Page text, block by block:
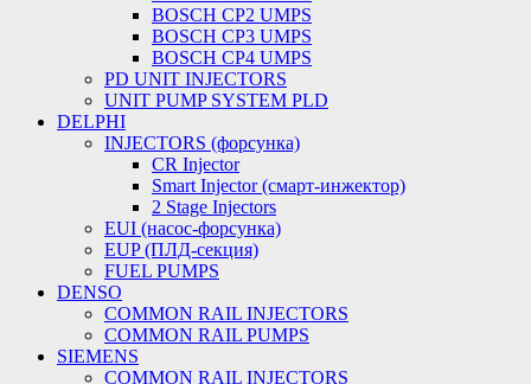
BOSCH CP2 UMPS
BOSCH CP3 UMPS
BOSCH CP4 UMPS
PD UNIT INJECTORS
UNIT PUMP SYSTEM PLD
DELPHI
INJECTORS (форсунка)
CR Injector
Smart Injector (смарт-инжектор)
2 Stage Injectors
EUI (насос-форсунка)
EUP (ПЛД-секция)
FUEL PUMPS
DENSO
COMMON RAIL INJECTORS
COMMON RAIL PUMPS
SIEMENS
COMMON RAIL INJECTORS